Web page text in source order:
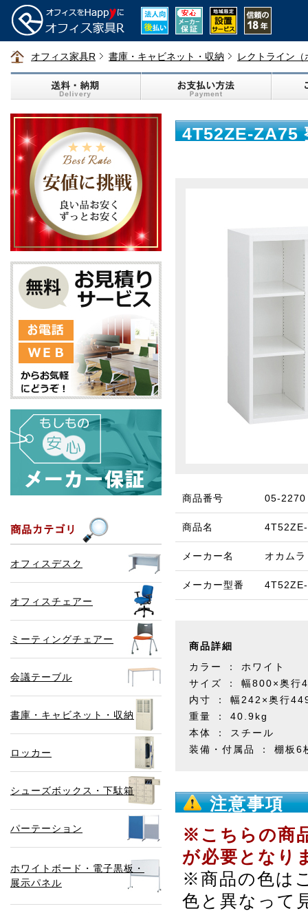
オフィス家具R 書庫・キャビネット・収納 レクトライン（
オフィスデスク
オフィスチェアー
ミーティングチェアー
会議テーブル
書庫・キャビネット・収納
ロッカー
シューズボックス・下駄箱
パーテーション
ホワイトボード・電子黒板・
展示パネル
4T52ZE-ZA75
商品番号 05-2270
商品名
メーカー名 オカムラ
メーカー型番
商品詳細
カラー ： ホワイト
サイズ ： 幅800×奥行
内寸 ： 幅242×奥行
重量 ： 40.9kg
本体 ： スチール
装備・付属品 ： 棚板6
注意事項
※こちらの商
が必要となり
※商品の色は
色と異なって